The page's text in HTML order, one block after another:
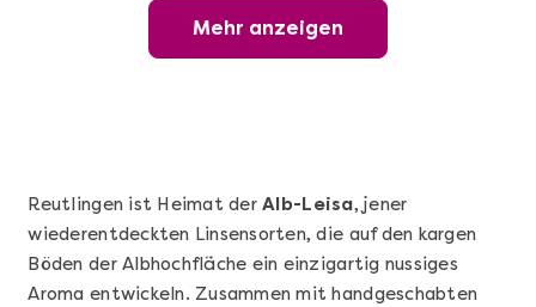
Wunderschöner Weinabend
Mehr anzeigen
Reutlingen ist Heimat derAlb-Leisa, jener
wiederentdeckten Linsensorten, die auf den kargen
Böden der Albhochfläche ein einzigartig nussiges
Aroma entwickeln. Zusammen mit handgeschabten